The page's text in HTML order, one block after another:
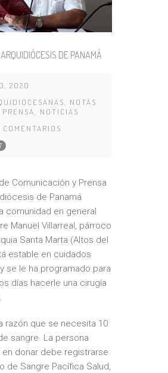
ARQUIDIÓCESIS DE PANAMÁ
2020
, NOTAS
, NOTICIAS
Comunicación y Prensa
de Panamá
comunidad en general
Manuel Villarreal, párroco
Santa Marta (Altos del
estable en cuidados
se le ha programado para
días hacerle una cirugía
razón que se necesita 10
sangre. La persona
en donar debe registrarse
de Sangre Pacífica Salud,